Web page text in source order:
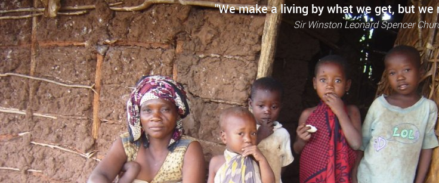
"We make a living by what we get, but
Sir Winston Leonard Spencer